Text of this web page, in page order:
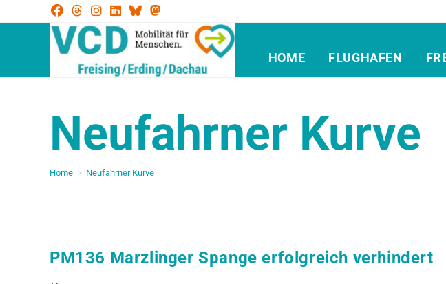
HOME FLUGHAFEN
Neufahrner Kurve
Home > Neufahrner Kurve
PM136 Marzlinger Spange erfolgreich verhindert